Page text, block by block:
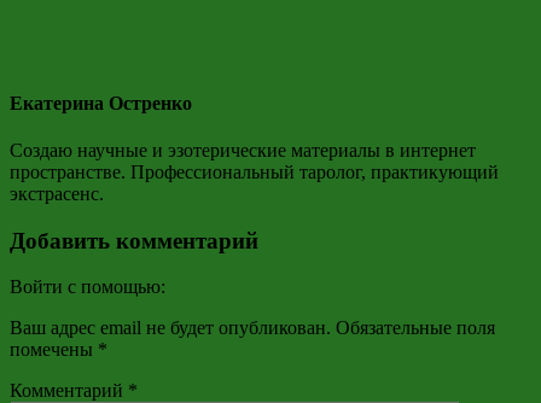
Екатерина Остренко
Создаю научные и эзотерические материалы в интернет
пространстве. Профессиональный таролог, практикующий
экстрасенс.
Добавить комментарий
Войти с помощью:
Ваш адрес email не будет опубликован. Обязательные поля
помечены *
Комментарий *